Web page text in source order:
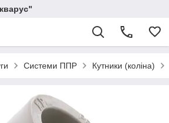
Системи ППР Кутники (коліна)